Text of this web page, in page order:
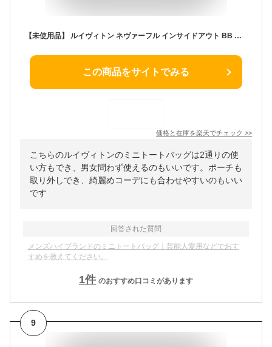
【未使用品】 ルイヴィトン ネヴァーフル インサイドアウト BB モノグラム カーフレザー リバーシブル ブラウン ブラック 2WAYバッグ ルイヴィトン トートバッグ LOUIS VUITTON ルイヴィトン ショルダーバッグ レディース メンズ ミニバッグ ハンドバッグ バック ブランド
この商品をサイトでみる
価格と在庫を楽天でチェック >>
こちらのルイヴィトンのミニトートバッグは2通りの使
い方もでき、男女問わず使えるのもいいです。ポーチも
取り外しでき、綺麗めコーデにも合わせやすいのもいい
です
回答された質問
メンズハイブランドのミニトートバッグ｜芸能人愛用などでおす
すめを教えてください。
1件 のおすすめ口コミがあります
9